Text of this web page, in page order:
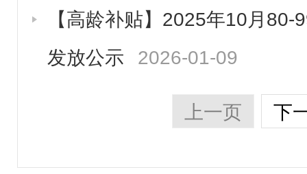
【高龄补贴】2025年10月80-
发放公示
2026-01-09
上一页 下